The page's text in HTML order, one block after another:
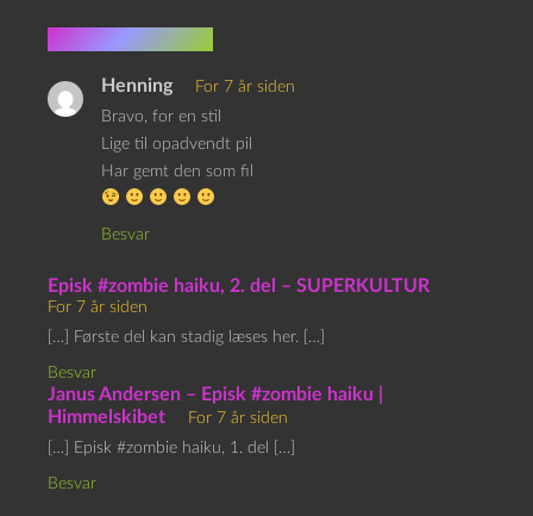
3 kommentarer
Henning
For 7 år siden
Bravo, for en stil
Lige til opadvendt pil
Har gemt den som fil
Besvar
Episk #zombie haiku, 2. del – SUPERKULTUR
For 7 år siden
[…] Første del kan stadig læses her. […]
Besvar
Janus Andersen – Episk #zombie haiku |
Himmelskibet
For 7 år siden
[…] Episk #zombie haiku, 1. del […]
Besvar